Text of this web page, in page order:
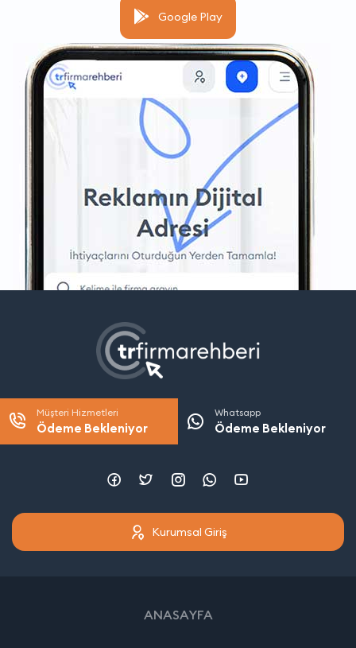
Google Play
Müşteri Hizmetleri
Ödeme Bekleniyor
Whatsapp
Ödeme Bekleniyor
Kurumsal Giriş
ANASAYFA